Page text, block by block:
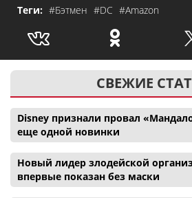
Теги: #Бэтмен #DC #Amazon
СВЕЖИЕ
Disney признали провал
еще одной новинки
Новый лидер злодейской
впервые показан без маски